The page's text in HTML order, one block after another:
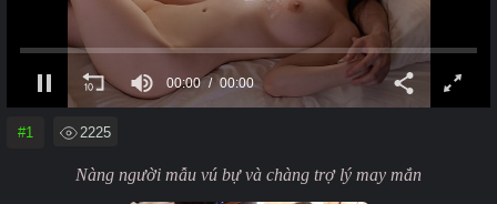
00:00 00:00
#1 2225
Nàng người mẫu vú bự và chàng trợ lý may mắn